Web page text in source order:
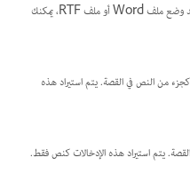
عند وضع ملف Word أو ملف RTF، يمكنك
من النص في القصة. يتم استيراد هذه
يتم استيراد هذه الإدخالات كنص فقط.